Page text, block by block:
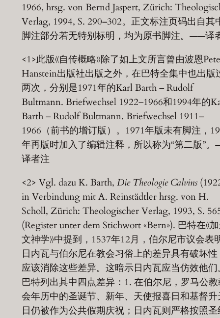
1966, hrsg. von Bernd Jaspert, Zürich:
Verlag, 1994, S. 290–302。正文标注页码出自其
脚注部分若无特别标明，均为原书脚注。——译
<1>此版《自传概略》除了如上文所言曾由波恩
Hanstein出版社出版之外，在巴特全集中也出版
两次，分别是1971年的Karl Barth – Rudolf
Bultmann. Briefwechsel 1922–1966和1994年的
Barth – Rudolf Bultmann. Briefwechsel 1911–
1966（前书的增订版）。1971年版未有脚注，
年再版时加入了编辑注释，所以称为“第二版”
译者注
<2> Vgl. dazu K. Barth, Die Theologie Calvins
in Verbindung mit A. Reinstädtler hrsg. von H.
Scholl, Zürich: Theologischer Verlag, 1993, S.
(Register unter dem Stichwort «Bern»). 巴特在《
文神学》中提到，1537年12月，伯尔尼市议会表
日内瓦与伯尔尼在教会习俗上的差异具有破坏性
应该消除这些差异。这暗示日内瓦应当仿效他们
巴特列出其中四点差异：1. 在伯尔尼，罗马公
会年历中的圣诞节、新年、天使报喜日和基督升
日仍被作为公共假期庆祝；日内瓦则严格按照圣